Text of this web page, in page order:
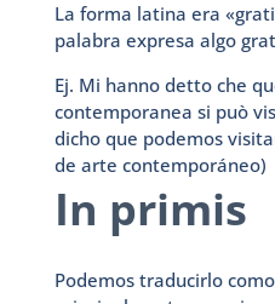
La forma latina era
palabra expresa algo
Ej. Mi hanno detto che
contemporanea si può
dicho que podemos
de arte contemporáneo)
In primis
Podemos traducirlo